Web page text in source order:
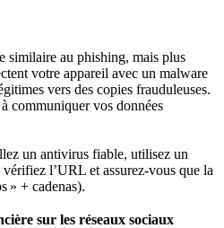
similaire au phishing, mais plus
votre appareil avec un malware
vers des copies frauduleuses.
communiquer vos données
un antivirus fiable, utilisez un
l’URL et assurez‑vous que la
» + cadenas).
sur les réseaux sociaux